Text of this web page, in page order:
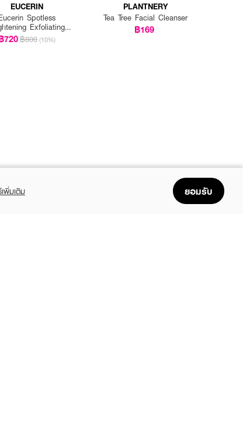
EUCERIN
Spotless
Exfoliating
Cleansing Gel
720฿800 (10%)
PLANTNERY
Tea Tree Facial Cleanser
฿169
พิ่มเติม ยอมรับ